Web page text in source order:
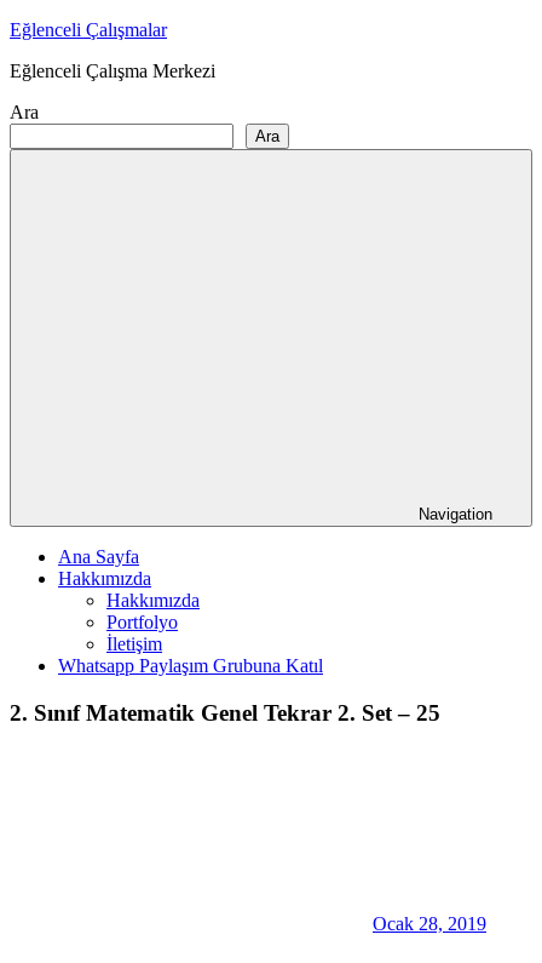
Skip
content
Eğlenceli Çalışmalar
Eğlenceli Çalışma Merkezi
Ara
Ara
Navigation
Ana Sayfa
Hakkımızda
Hakkımızda
Portfolyo
İletişim
Whatsapp Paylaşım Grubuna Katıl
2. Sınıf Matematik Genel Tekrar 2. Set – 25
Ocak 28, 2019